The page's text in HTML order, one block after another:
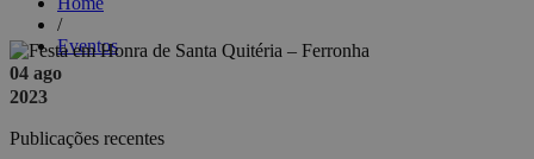
/
Eventos
04 ago
2023
Publicações recentes